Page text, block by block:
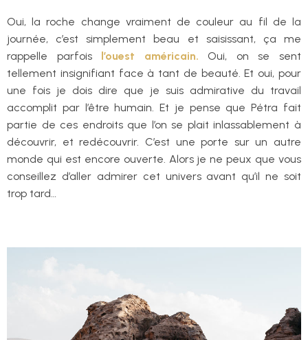
Oui, la roche change vraiment de couleur au fil de la
journée, c’est simplement beau et saisissant, ça me
rappelle parfois l’ouest américain. Oui, on se sent
tellement insignifiant face à tant de beauté. Et oui, pour
une fois je dois dire que je suis admirative du travail
accomplit par l’être humain. Et je pense que Pétra fait
partie de ces endroits que l’on se plait inlassablement à
découvrir, et redécouvrir. C’est une porte sur un autre
monde qui est encore ouverte. Alors je ne peux que vous
conseillez d’aller admirer cet univers avant qu’il ne soit
trop tard…